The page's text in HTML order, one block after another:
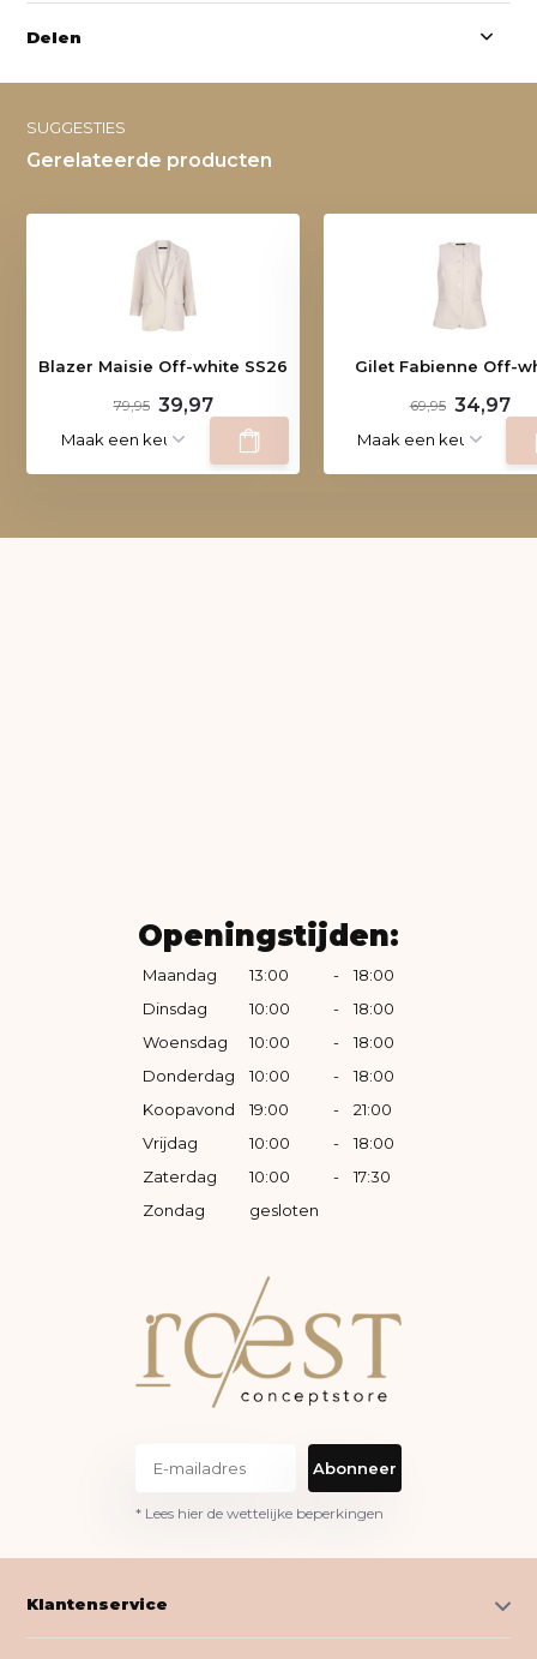
Delen
SUGGESTIES
Gerelateerde producten
Blazer Maisie Off-white SS26
79,95 39,97
Gilet Fabienne Off-
69,95 34,97
Openingstijden:
Maandag 13:00 -
18:00
Dinsdag
10:00 -
18:00
Woensdag
10:00 -
18:00
Donderdag
10:00 -
18:00
Koopavond
19:00 -
21:00
Vrijdag
10:00 -
18:00
Zaterdag
10:00 -
17:30
Zondag
gesloten
Abonneer
* Lees hier de wettelijke beperkingen
Klantenservice